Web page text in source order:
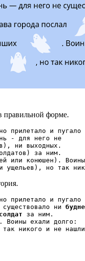
правильной форме.
прилетало и пугало
- для него не
ни выходных.
за ним.
или конюшен).
ущельев), но так
ни
солдат за ним.
. Воины ехали долго:
никого и не